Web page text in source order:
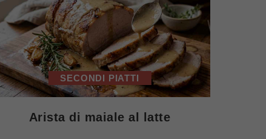
SECONDI PIATTI
Arista di maiale al latte